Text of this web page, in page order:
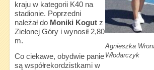
Agnieszka
Włodarczyk
kraju w kategorii K40 na
stadionie. Poprzedni
należał do Moniki Kogutz
Zielonej Góry i wynosił 2,80
m.
Co ciekawe, obydwie panie
są współrekordzistkami w